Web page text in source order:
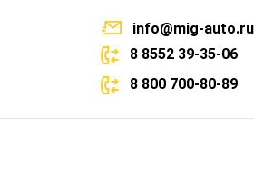
info@mig-auto.ru
8 8552 39-35-06
8 800 700-80-89